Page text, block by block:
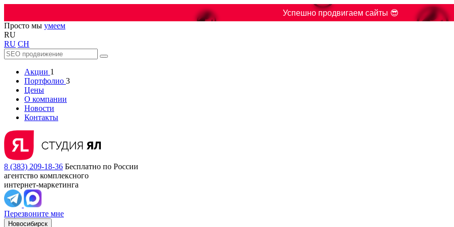
😎 Успешно продвигаем сайты 😎
Просто мы умеем
RU
RU CH
Акции 1
Портфолио 3
Цены
О компании
Новости
Контакты
8 (383) 209-18-36 Бесплатно по России
агентство комплексного
интернет-маркетинга
Перезвоните мне
Новосибирск